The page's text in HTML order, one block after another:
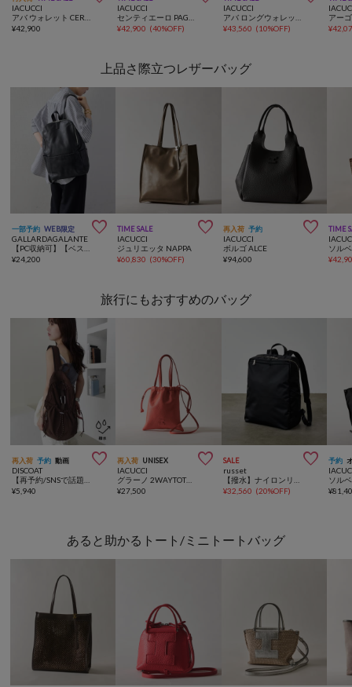
IACUCCI
¥42,900
IACUCCI
¥42,900 (40%OFF)
IACUCCI
¥43,560 (10%OFF) ¥
上品さ際立つレザーバッグ
一部予約 WEB限定 
GALLARDAGALANTE
【PC収納可】【ベストセラーアイテム】【WEB限定】レザーバックパック
¥24,200
TIME SALE 
IACUCCI
ジュリエッタ NAPPA
¥60,830 (30%OFF)
再入荷 予約 
IACUCCI
ボルゴ ALCE
¥94,600
TIME
¥
旅行にもおすすめのバッグ
再入荷 予約 動画 
DISCOAT
¥5,940
再入荷 UNISEX 
IACUCCI
グラーノ 2WAYTOTE CERVO
¥27,500
SALE 
russet
¥32,560 (20%OFF)
予約
¥
あると助かるトート/ミニトートバッグ